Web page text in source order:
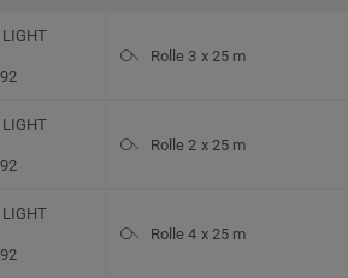
Rolle 3 x 25 m
Rolle 2 x 25 m
Rolle 4 x 25 m